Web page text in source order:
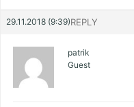
29.11.2018 (9:39)REPLY
patrik
Guest